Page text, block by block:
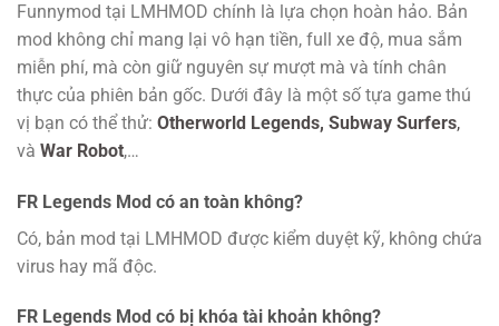
Funnymod tại LMHMOD chính là lựa chọn hoàn hảo. Bản
mod không chỉ mang lại vô hạn tiền, full xe độ, mua sắm
miễn phí, mà còn giữ nguyên sự mượt mà và tính chân
thực của phiên bản gốc. Dưới đây là một số tựa game thú
vị bạn có thể thử: Otherworld Legends, Subway Surfers,
và War Robot,…
FR Legends Mod có an toàn không?
Có, bản mod tại LMHMOD được kiểm duyệt kỹ, không chứa
virus hay mã độc.
FR Legends Mod có bị khóa tài khoản không?